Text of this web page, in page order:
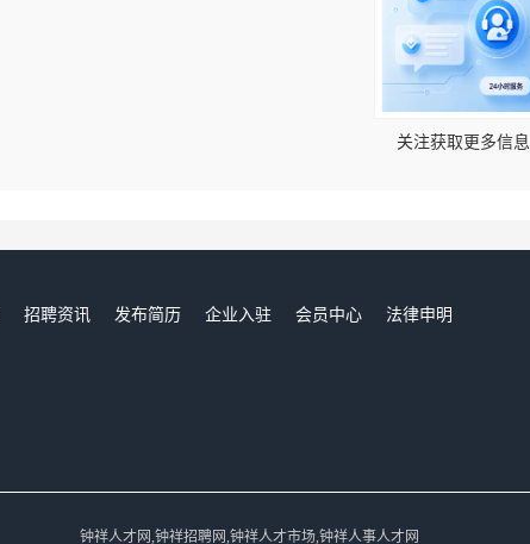
关注获取更多信息
招聘资讯 发布简历 企业入驻 会员中心
法律申明
钟祥人才网,钟祥招聘网,钟祥人才市场,钟祥人事人才网